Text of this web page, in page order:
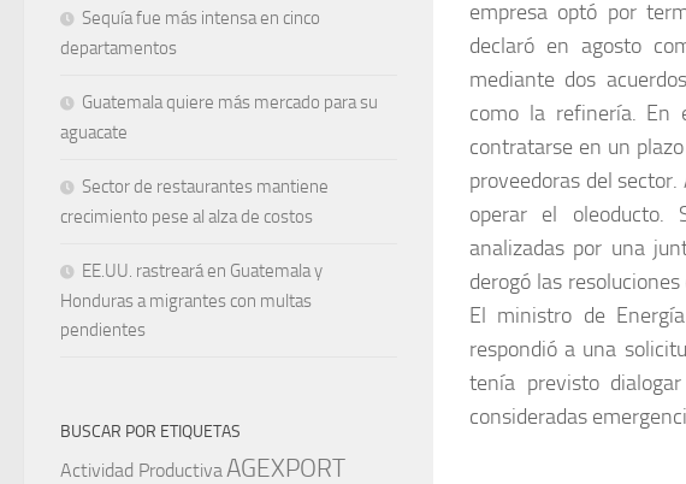
empresa optó por
declaró en agosto
mediante dos
como la refinería. En
contratarse en un
proveedoras del
operar el oleoducto.
analizadas por una
derogó las
El ministro de
respondió a una
tenía previsto
consideradas
Sequía fue más intensa en cinco
departamentos
Guatemala quiere más mercado para su
aguacate
Sector de restaurantes mantiene
crecimiento pese al alza de costos
EE.UU. rastreará en Guatemala y
Honduras a migrantes con multas
pendientes
BUSCAR POR ETIQUETAS
Actividad Productiva AGEXPORT